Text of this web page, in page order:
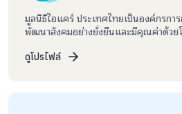
มูลนิธิไอแคร์ ประเทศไทยเป็นองค์กรกา
พัฒนาสังคมอย่างยั่งยืนและมีคุณค่าด้วยโ
โครงการต่างๆของเรานั้นรวมถึงโปรแกร
ดูโปรไฟล์